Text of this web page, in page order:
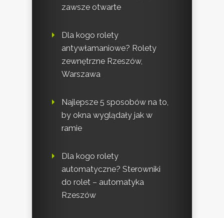
zawsze otwarte
Dla kogo rolety
antywłamaniowe? Rolety
zewnętrzne Rzeszów,
Warszawa
Najlepsze 5 sposobów na to,
by okna wyglądały jak w
ramie
Dla kogo rolety
automatyczne? Sterowniki
do rolet – automatyka
Rzeszów